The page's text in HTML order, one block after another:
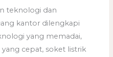
teknologi dan
kantor dilengkapi
yang memadai,
cepat, soket listrik